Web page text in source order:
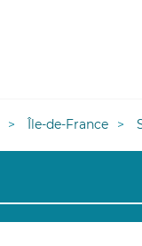
Île-de-France